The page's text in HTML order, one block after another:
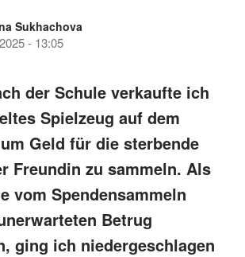
Sukhachova
- 13:05
der Schule verkaufte ich
Spielzeug auf dem
Geld für die sterbende
Freundin zu sammeln. Als
vom Spendensammeln
Betrug
ging ich niedergeschlagen